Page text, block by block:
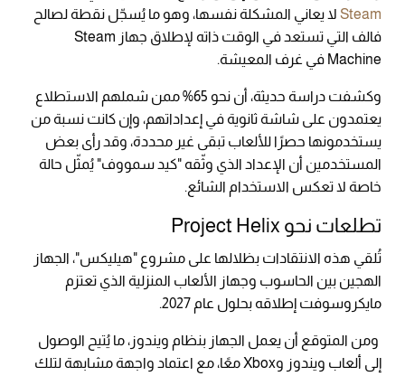
Steam لا يعاني المشكلة نفسها، وهو ما يُسجّل نقطة لصالح
فالف التي تستعد في الوقت ذاته لإطلاق جهاز Steam
Machine في غرف المعيشة.
وكشفت دراسة حديثة، أن نحو 65% ممن شملهم الاستطلاع
يعتمدون على شاشة ثانوية في إعداداتهم، وإن كانت نسبة من
يستخدمونها حصرًا للألعاب تبقى غير محددة، وقد رأى بعض
المستخدمين أن الإعداد الذي وثّقه "كيد سمووف" يُمثّل حالة
خاصة لا تعكس الاستخدام الشائع.
تطلعات نحو Project Helix
تُلقي هذه الانتقادات بظلالها على مشروع "هيليكس"، الجهاز
الهجين بين الحاسوب وجهاز الألعاب المنزلية الذي تعتزم
مايكروسوفت إطلاقه بحلول عام 2027.
ومن المتوقع أن يعمل الجهاز بنظام ويندوز، ما يُتيح الوصول
إلى ألعاب ويندوز وXbox معًا، مع اعتماد واجهة مشابهة لتلك